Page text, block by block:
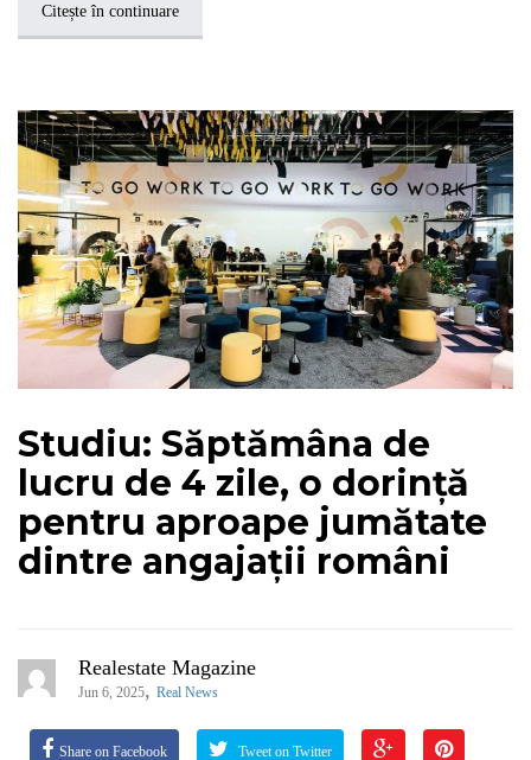
Citește în continuare
Studiu: Săptămâna de
lucru de 4 zile, o dorință
pentru aproape jumătate
dintre angajații români
Realestate Magazine
Jun 6, 2025, Real News
Share on Facebook Tweet on Twitter